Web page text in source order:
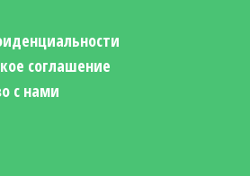
соглашение
с нами